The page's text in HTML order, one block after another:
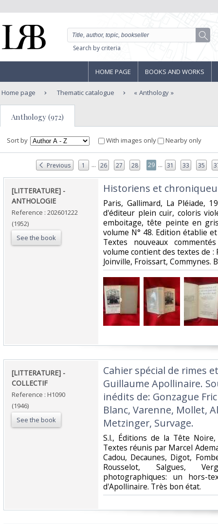
Search by criteria
HOME PAGE BOOKS AND WORKS
Home page Thematic catalogue Anthology
Anthology (972)
Sort by With images only Nearby only
Previous 1 ... 26 27 28 29 ... 31 33 35
‎[LITTERATURE] -
ANTHOLOGIE‎
Reference : 202601222
(1952)
See the book
‎Historiens et
‎Paris, Gallimard, La Pléiade,
d'éditeur plein cuir, coloris
emboitage, tête peinte en
volume N° 48. Edition établie
Textes nouveaux
volume contient des textes de :
Joinville, Froissart, Commynes.
‎[LITTERATURE] -
COLLECTIF‎
Reference : H1090
(1946)
See the book
‎Cahier spécial de rimes
Guillaume Apollinaire.
inédits de: Gonzague
Blanc, Varenne, Mollet,
Metzinger, Survage. ‎
‎S.l., Éditions de la Tête
Textes réunis par Marcel
Cadou, Decaunes, Digot,
Rousselot, Salgues,
photographiques: un hors-
d'Apollinaire. Très bon état.‎